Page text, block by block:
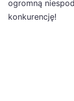
ogromną
konkurencję!